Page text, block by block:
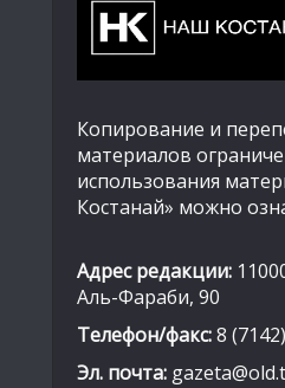
Копирование и
материалов
использования
Костанай» можно
Адрес редакции:
Аль-Фараби, 90
Телефон/факс:8
Эл. почта: